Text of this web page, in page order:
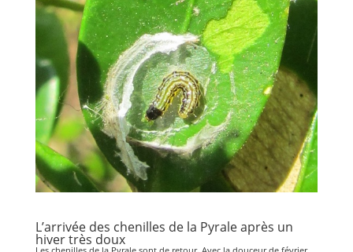
L’arrivée des chenilles de la Pyrale après un
hiver très doux